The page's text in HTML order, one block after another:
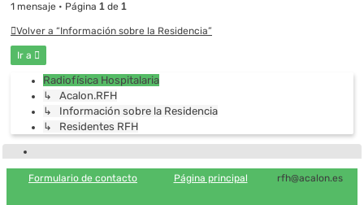
1 mensaje • Página 1 de 1
Volver a “Información sobre la Residencia”
Ir a
Radiofísica Hospitalaria
↳ Acalon.RFH
↳ Información sobre la Residencia
↳ Residentes RFH
Formulario de contacto Página principal rfh@acalon.es